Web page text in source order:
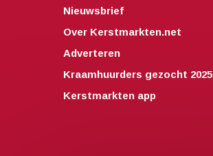
Nieuwsbrief
Over Kerstmarkten.net
Adverteren
Kraamhuurders gezocht 2025
Kerstmarkten app